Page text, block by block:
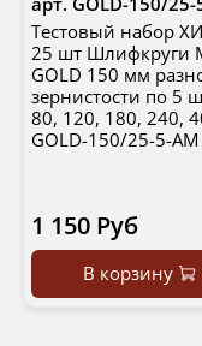
Тестовый набор
25 шт Шлифкруги
GOLD 150 мм
зернистости по 5
80, 120, 180, 240,
GOLD-150/25-5-AM
1 150 Руб
В корзину